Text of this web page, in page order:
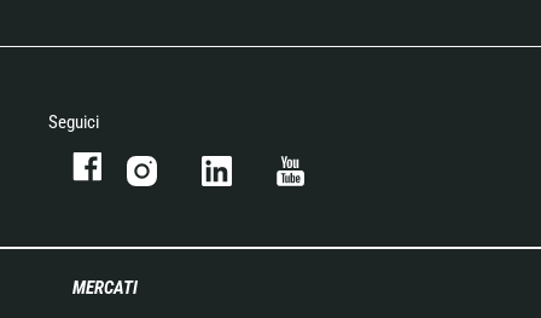
Seguici
MERCATI